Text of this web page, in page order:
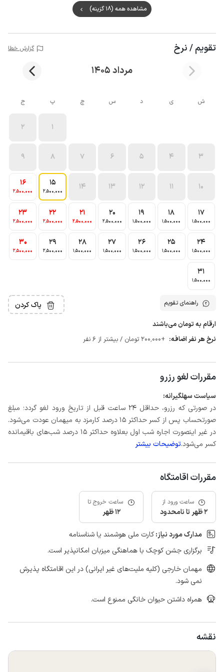
مشاهده همه (18 گزینه)
تقویم / نرخ گزارش خطا
مرداد 1405
ش ی د س چ پ ج
1
2
3
4
5
6
7
8
9
10
11
12
13
14
15
2٬500٬000
16
2٬500٬000
17
1٬500٬000
18
1٬500٬000
19
1٬500٬000
20
2٬500٬000
21
2٬500٬000
22
2٬500٬000
23
2٬500٬000
24
1٬500٬000
25
1٬500٬000
26
1٬500٬000
27
1٬500٬000
28
1٬500٬000
29
2٬500٬000
30
2٬500٬000
31
1٬500٬000
راهنمای تقویم پاک کردن
ارقام به تومان می‌باشند
نرخ هر نفر اضافه: +200٬000 تومان / بیشتر از 6 نفر
مقررات لغو رزرو
سیاست سهلگیرانه:
در صورتی که رزرو، حداقل ۲۴ ساعت قبل از تاریخ ورود لغو گردد؛ مبلغ
صورتحساب پس از کسر حداکثر 15 درصد کارمزد به میهمان عودت می‌شود.
در غیر اینصورت اجاره شب اول بعلاوه حداکثر 15 درصد شب‌های باقیمانده
کسر می‌شود.توضیحات بیشتر
مقررات اقامتگاه
ساعت ورود از
2 ظهر تا نامحدود
ساعت خروج تا
12 ظهر
مدارک مورد نیاز:کارت ملی هوشمند یا شناسنامه
برگزاری جشن کوچک با هماهنگی میزبان امکانپذیر است.
مهمان خارجی (کلیه ملیت‌های غیر ایرانی) در این اقامتگاه پذیرش
نمی شود.
همراه داشتن حیوان خانگی ممنوع است.
نقشه